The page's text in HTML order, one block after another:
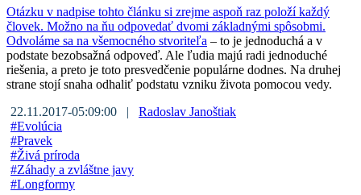
Otázku v nadpise tohto článku si zrejme aspoň raz položí každý
človek. Možno na ňu odpovedať dvomi základnými spôsobmi.
Odvoláme sa na všemocného stvoriteľa – to je jednoduchá a v
podstate bezobsažná odpoveď. Ale ľudia majú radi jednoduché
riešenia, a preto je toto presvedčenie populárne dodnes. Na druhej
strane stojí snaha odhaliť podstatu vzniku života pomocou vedy.
22.11.2017-05:09:00 | Radoslav Janoštiak
#Evolúcia
#Pravek
#Živá príroda
#Záhady a zvláštne javy
#Longformy